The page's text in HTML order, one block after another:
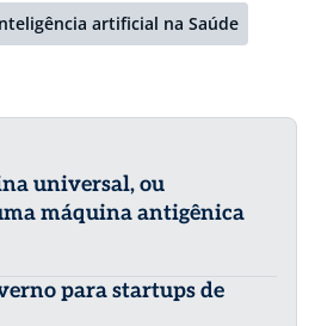
artificial na Saúde
universal, ou
máquina antigênica
para startups de